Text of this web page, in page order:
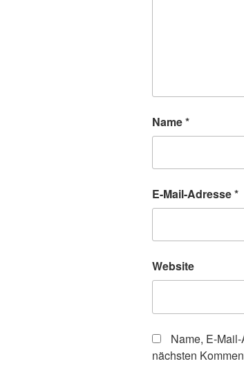
Name*
E-Mail-Adresse*
Website
Name, E-
nächsten